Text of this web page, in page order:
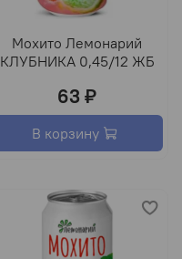
Мохито Лемонарий
КЛУБНИКА 0,45/12 ЖБ
63 ₽
В корзину